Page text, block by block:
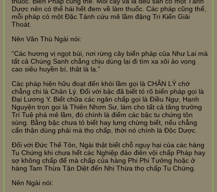
Dược nên có thể hái hết đem về làm thuốc. Các pháp cũng thế,
mỗi pháp có một Đặc Tánh cứu mê lầm đặng Tri Kiến Giải
Thoát.
Nên Văn Thù Ngài nói:
“Các hương vị ngọt bùi, nơi rừng cây biển pháp của Như Lai mà
tất cả Chúng Sanh chẳng chịu dùng lại đi tìm xa xôi ảo vọng
cao siêu huyền bí, thật là lạ.”
Các pháp hiện hữu đoạt đến khỏi lầm gọi là CHÂN LÝ chớ
chẳng chi là Chân Lý. Đối với bậc đã biết tỏ rõ biển pháp gọi là
Đại Lương Y. Biết chữa các ngăn chấp gọi là Điều Ngự, Hạnh
Nguyện trọn gọi là Thiên Nhơn Sư, làm cho tất cả tăng trưởng
Trí Tuệ phá mê lầm, đó chính là điểm các bậc tu chứng tôn
sùng. Bằng bậc chưa tỏ biết hay lưng chừng biết, nếu chẳng
cẩn thận dùng phải mà thọ chấp, thời nó chính là Độc Dược.
Đối với Đức Thế Tôn, Ngài thật biết chỗ nguy hại của các hàng
Tu Chứng khi chưa hết các Nghiệp đảo điên vội chấp Pháp hay
sợ không chấp để mà chấp của hàng Phi Phi Tưởng hoặc ở
hàng Tam Thừa Tận Diệt đến Nhị Thừa thọ chấp Tu Chứng.
Nên Ngài nói: